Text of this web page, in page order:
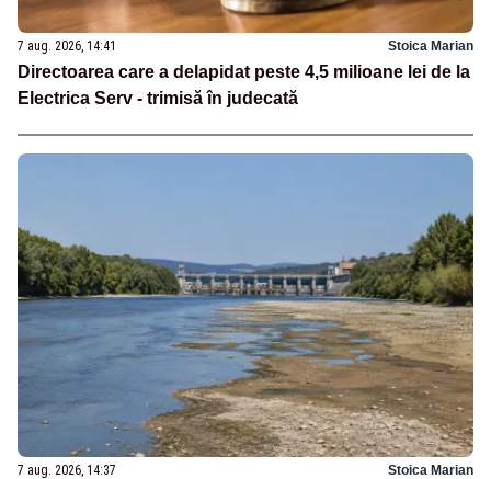
7 aug. 2026, 14:41 Stoica Marian
Directoarea care a delapidat peste 4,5 milioane lei de la
Electrica Serv - trimisă în judecată
7 aug. 2026, 14:37 Stoica Marian